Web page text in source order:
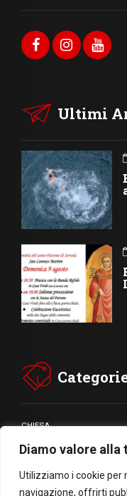
Diamo valore alla
Utilizziamo i cookie per
navigazione, offrirti
Ultimi
CHIESA
CARITÁ
CULTURA